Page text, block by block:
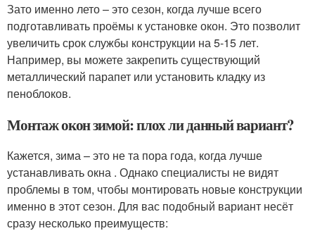
Зато именно лето – это сезон, когда лучше всего
подготавливать проёмы к установке окон. Это позволит
увеличить срок службы конструкции на 5-15 лет.
Например, вы можете закрепить существующий
металлический парапет или установить кладку из
пеноблоков.
Монтаж окон зимой: плох ли данный вариант?
Кажется, зима – это не та пора года, когда лучше
устанавливать окна . Однако специалисты не видят
проблемы в том, чтобы монтировать новые конструкции
именно в этот сезон. Для вас подобный вариант несёт
сразу несколько преимуществ: